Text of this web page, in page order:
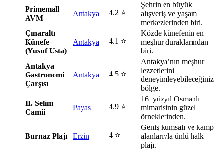
Primemall
AVM
Antakya 4.2 ⭐
Şehrin en büyük
alışveriş ve yaşam
merkezlerinden biri.
Çınaraltı
Künefe
(Yusuf Usta)
Antakya 4.1 ⭐
Közde künefenin en
meşhur duraklarından
biri.
Antakya
Gastronomi
Çarşısı
Antakya 4.5 ⭐
Antakya’nın meşhur
lezzetlerini
deneyimleyebileceğiniz
bölge.
II. Selim
Camii
Payas 4.9 ⭐
16. yüzyıl Osmanlı
mimarisinin güzel
örneklerinden.
Burnaz Plajı Erzin 4 ⭐
Geniş kumsalı ve kamp
alanlarıyla ünlü halk
plajı.